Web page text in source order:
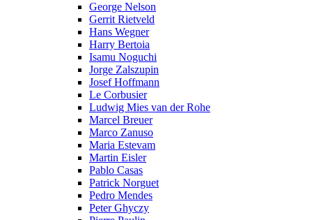
George Nelson
Gerrit Rietveld
Hans Wegner
Harry Bertoia
Isamu Noguchi
Jorge Zalszupin
Josef Hoffmann
Le Corbusier
Ludwig Mies van der Rohe
Marcel Breuer
Marco Zanuso
Maria Estevam
Martin Eisler
Pablo Casas
Patrick Norguet
Pedro Mendes
Peter Ghyczy